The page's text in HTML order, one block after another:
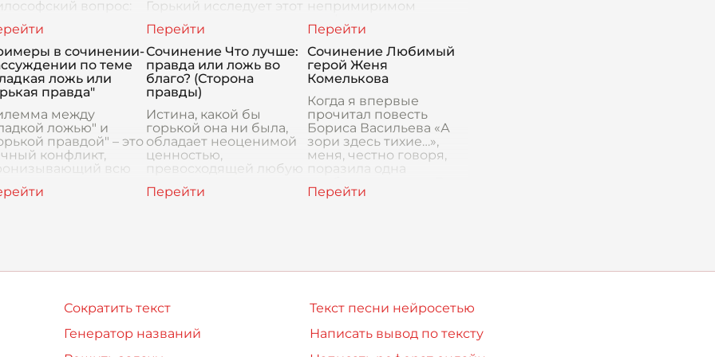
вопрос:
правду или
ложь?
мастерски
Горький исследует этот
читателя в мир самых
низов общества, где
разочарование и
нищета с
непримиримом
раскрытие их
взаимодействия в
драме Максима
Горького «На дне»
представляет собой од
в сочинении-
по теме
ложь или
правда"
между
ложью" и
правдой" – это
конфликт,
всю
Чтобы
Сочинение Что лучше:
правда или ложь во
благо? (Сторона
правды)
Истина, какой бы
горькой она ни была,
обладает неоценимой
ценностью,
превосходящей любую
полученную от лжи.
Сочинение Любимый
герой Женя
Комелькова
Когда я впервые
прочитал повесть
Бориса Васильева «А
зори здесь тихие…»,
меня, честно говоря,
поразила одна
книге о войне, где
Сократить текст
Генератор названий
Текст песни нейросетью
Написать вывод по тексту